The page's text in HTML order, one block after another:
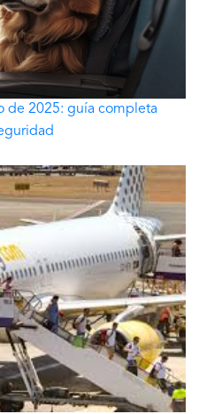
de 2025: guía completa